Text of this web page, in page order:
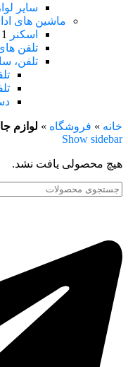
سایر
ماشین های
اسکنر
1
تلفن
تلفن،
خانه » فروشگاه » لوازم
Show sidebar
هیچ محصولی یافت نشد.